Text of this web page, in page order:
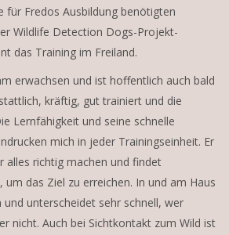
für Fredos Ausbildung benötigten
Wildlife Detection Dogs-Projekt-
das Training im Freiland.
erwachsen und ist hoffentlich auch bald
kräftig, gut trainiert und die
Lernfähigkeit und seine schnelle
mich in jeder Trainingseinheit. Er
alles richtig machen und findet
um das Ziel zu erreichen. In und am Haus
unterscheidet sehr schnell, wer
nicht. Auch bei Sichtkontakt zum Wild ist